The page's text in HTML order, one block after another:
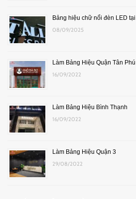
Bảng hiệu chữ nổi đèn LED
08/09/2025
Làm Bảng Hiệu Quận Tân Phú
16/09/2022
Làm Bảng Hiệu Bình Thạnh
16/09/2022
Làm Bảng Hiệu Quận 3
29/08/2022